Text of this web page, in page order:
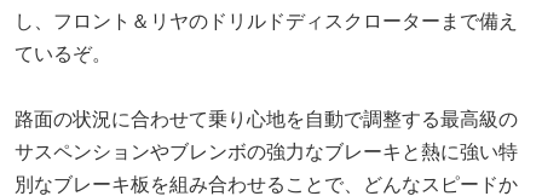
し、フロント＆リヤのドリルドディスクローターまで備え
ているぞ。
路面の状況に合わせて乗り心地を自動で調整する最高級の
サスペンションやブレンボの強力なブレーキと熱に強い特
別なブレーキ板を組み合わせることで、どんなスピードか